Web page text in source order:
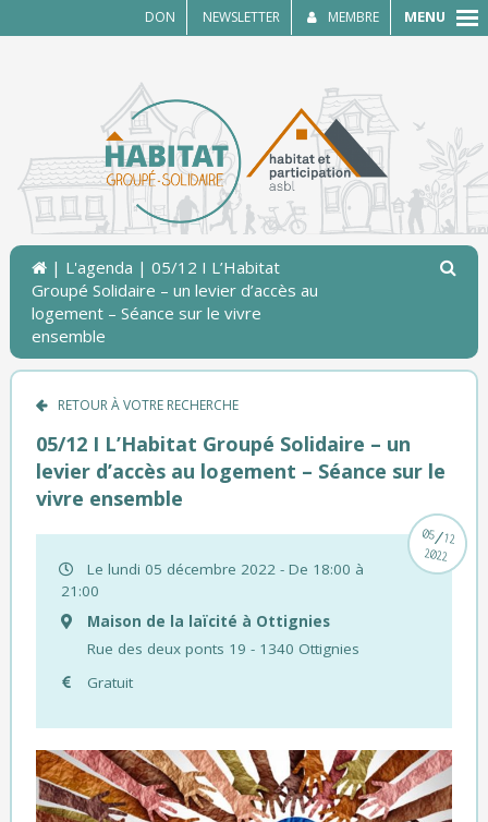
DON NEWSLETTER MEMBRE MENU
| L'agenda | 05/12 I L’Habitat
Groupé Solidaire – un levier d’accès au
logement – Séance sur le vivre
ensemble
RETOUR À VOTRE RECHERCHE
05/12 I L’Habitat Groupé Solidaire – un
levier d’accès au logement – Séance sur le
vivre ensemble
Le lundi 05 décembre 2022 - De 18:00 à
21:00
Maison de la laïcité à Ottignies
Rue des deux ponts 19 - 1340 Ottignies
Gratuit
05/12
2022